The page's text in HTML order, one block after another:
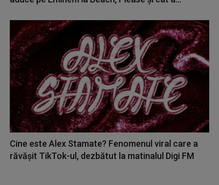
Cine este Alex Stamate? Fenomenul viral care a
răvășit TikTok-ul, dezbătut la matinalul Digi FM